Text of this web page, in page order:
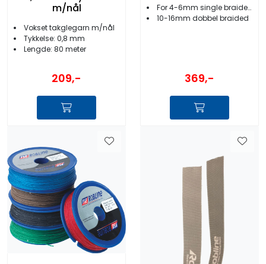
m/nål
Vokset takglegarn m/nål
Tykkelse: 0,8 mm
Lengde: 80 meter
209,-
For 4-6mm single braided tau
10-16mm dobbel braided
369,-